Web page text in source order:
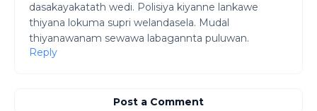
dasakayakatath wedi. Polisiya kiyanne lankawe
thiyana lokuma supri welandasela. Mudal
thiyanawanam sewawa labagannta puluwan.
Reply
Post a Comment